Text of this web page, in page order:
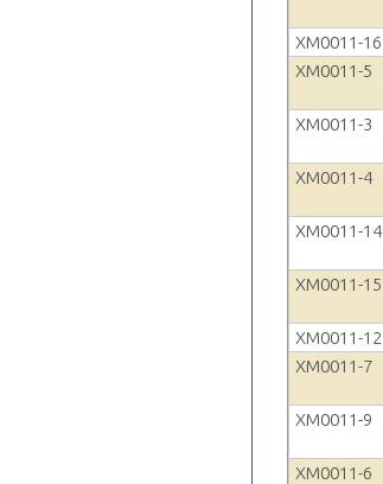
XM0011-16
XM0011-5
XM0011-3
XM0011-4
XM0011-14
XM0011-15
XM0011-12
XM0011-7
XM0011-9
XM0011-6